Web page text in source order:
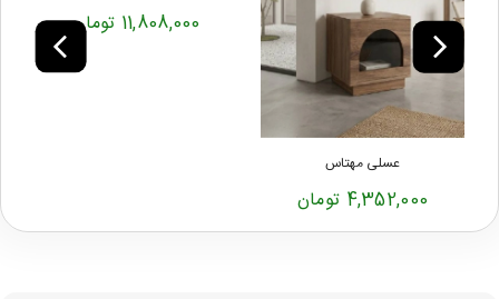
عسلی مهتاس
4,352,000 تومان
11,808,000 تومان